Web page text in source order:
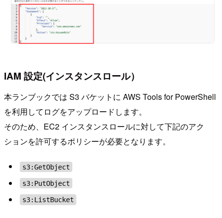
IAM 設定(インスタンスロール）
本ランブックでは S3 バケットに AWS Tools for PowerShell
を利用してログをアップロードします。
そのため、EC2 インスタンスロールに対して下記のアク
ションを許可するポリシーが必要となります。
s3:GetObject
s3:PutObject
s3:ListBucket